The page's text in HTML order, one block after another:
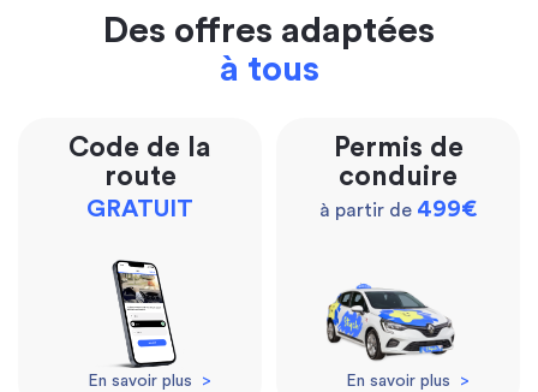
Des offres adaptées
à tous
Code de la
route
GRATUIT
En savoir plus >
Permis de
conduire
à partir de 499€
En savoir plus >